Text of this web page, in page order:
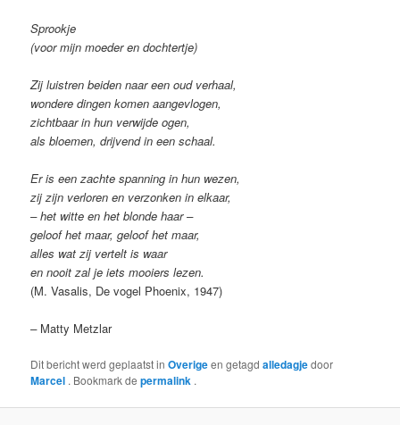
Sprookje
(voor mijn moeder en dochtertje)
Zij luistren beiden naar een oud verhaal,
wondere dingen komen aangevlogen,
zichtbaar in hun verwijde ogen,
als bloemen, drijvend in een schaal.
Er is een zachte spanning in hun wezen,
zij zijn verloren en verzonken in elkaar,
– het witte en het blonde haar –
geloof het maar, geloof het maar,
alles wat zij vertelt is waar
en nooit zal je iets mooiers lezen.
(M. Vasalis, De vogel Phoenix, 1947)
–Matty Metzlar
Dit bericht werd geplaatst inOverigeen getagdalledagjedoor
Marcel . Bookmark depermalink .